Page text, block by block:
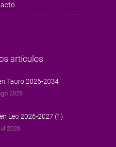
artículos
Tauro 2026-2034
2026
Leo 2026-2027 (1)
2026